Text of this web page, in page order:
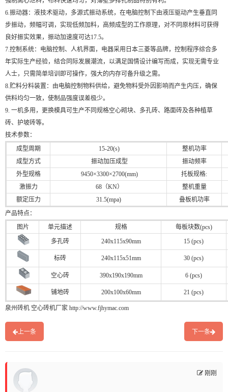
6.振动器：液技术驱动，多源式振动系统，在电脑控制下由液压驱动产生垂直同
步振动，频幅可调，实现低频加料，高频成型的工作原理，对不同原材料可获得
良好振实效果，振动加速度可达17.5。
7.控制系统：电脑控制、人机界面，电器采用日本三菱等品牌，控制程序综合多
年实际生产经验，结合同际发展潮流，以满足国情设计编写而成，实现无需专业
人士，只需简单培训即可操作，强大的内存可备升级之需。
8.贮料分料装置：由电脑控制物料供给，避免物料受外因影响而产生内压，确保
供料均匀一致，使制品强度误差极少。
9. 一机多用，更换模具可生产不同规格空心砌块、多孔砖、路面砖及各种植草
砖、护坡砖等。
技术参数：
成型周期
15-20(s)
整机功率
成型方式
振动加压成型
振动频率
外型规格
9450×3300×2700(mm)
托板规格:
激振力
68（KN）
整机重量
额定压力
31.5(mpa)
叠板机功率
产品特点：
图片
单元描述 规格
每板块数(pcs)
多孔砖
240x115x90mm 15 (pcs)
标砖 240x115x51mm 30 (pcs)
空心砖 390x190x190mm 6 (pcs)
铺地砖 200x100x60mm 21 (pcs)
泉州砖机 空心砖机厂家 http://www.fjhymac.com
上一条 下一条
刚刚